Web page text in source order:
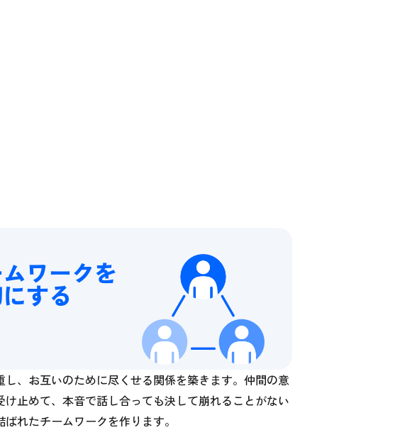
ワークを
する
し、お互いのために尽くせる関係を築きます。仲間の意
け止めて、本音で話し合っても決して崩れることがない
れたチームワークを作ります。